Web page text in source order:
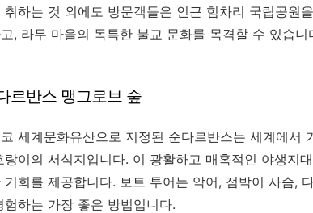
취하는 것 외에도 방문객들은 인근 힘차리 국립공원
, 라무 마을의 독특한 불교 문화를 목격할 수 있습니
르반스 맹그로브 숲
세계문화유산으로 지정된 순다르반스는 세계에서
랑이의 서식지입니다. 이 광활하고 매혹적인 야생지
기회를 제공합니다. 보트 투어는 악어, 점박이 사슴,
험하는 가장 좋은 방법입니다.